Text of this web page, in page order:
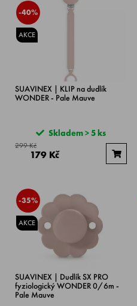
-40%
AKCE
SUAVINEX | KLIP na dudlík
WONDER - Pale Mauve
Skladem > 5 ks
299 Kč
179 Kč
-35%
AKCE
SUAVINEX | Dudlík SX PRO
fyziologický WONDER 0/6m -
Pale Mauve